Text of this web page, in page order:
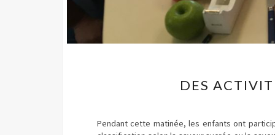
DES
Pendant cette matinée, les enfants ont